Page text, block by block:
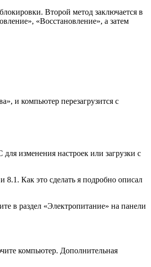
Второй метод заключается в
«Восстановление», а затем
и компьютер перезагрузится с
изменения настроек или загрузки с
Как это сделать я подробно описал
в раздел «Электропитание» на панели
компьютер. Дополнительная